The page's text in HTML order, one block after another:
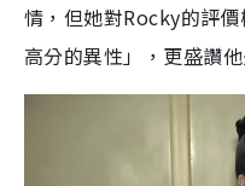
情，但她對Rocky的評
高分的異性」，更盛讚